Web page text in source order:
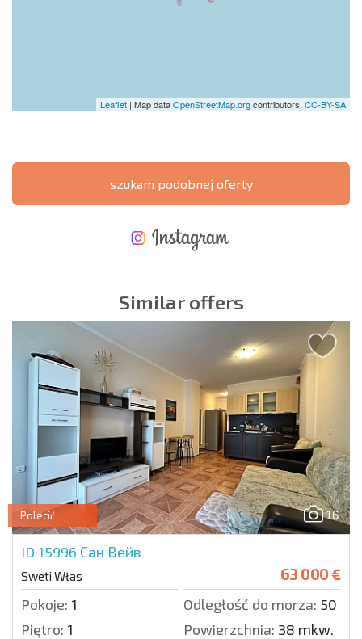
Leaflet | Map dataOpenStreetMap.orgcontributors, CC-BY-SA
szukam podobnej oferty
Similar offers
16
Polecić
ID 15996 Сан Вейв
Sweti Włas 63 000 €
Pokoje: 1 Odległość do morza: 50 m.
Piętro: 1 Powierzchnia: 38 mkw.